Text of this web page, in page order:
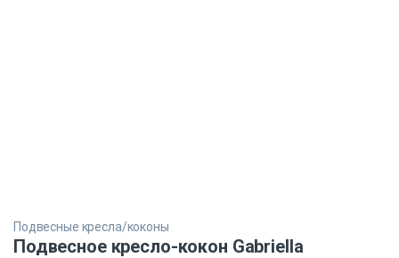
Подвесные кресла/коконы
Подвесное кресло-кокон Gabriella